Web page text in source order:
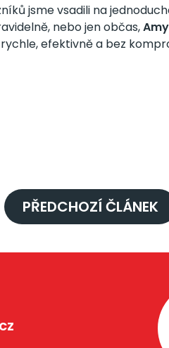
jsme vsadili na
nebo jen občas,
efektivně a bez
PŘEDCHOZÍ ČLÁNEK